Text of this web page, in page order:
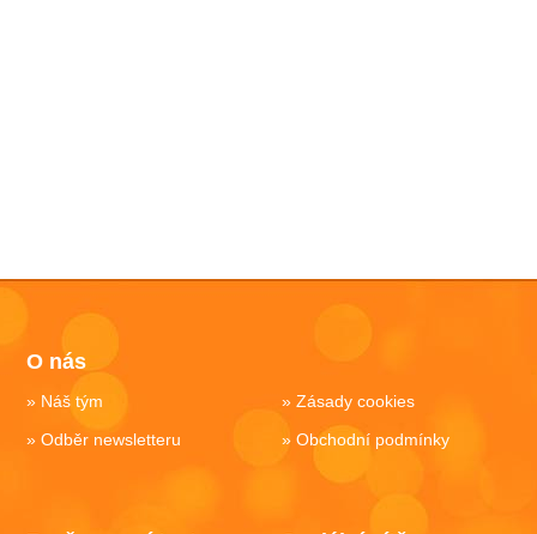
O nás
Náš tým
Odběr newsletteru
Zásady cookies
Obchodní podmínky